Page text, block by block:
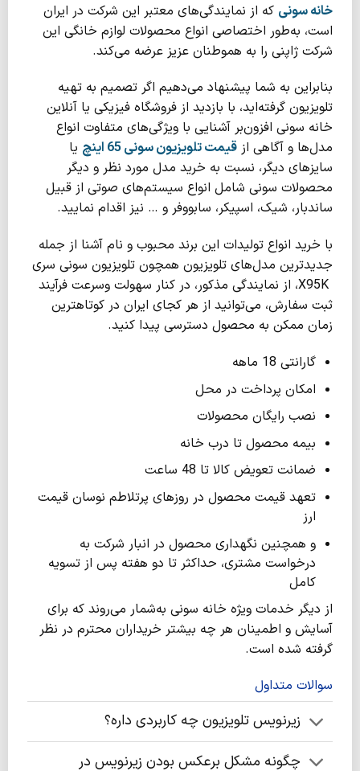
خانه سونی که از نمایندگی‌های معتبر این شرکت در ایران
است، به‌طور اختصاصی انواع محصولات لوازم خانگی این
شرکت ژاپنی را به هموطنان عزیز عرضه می‌کند.
بنابراین به شما پیشنهاد می‌دهیم اگر تصمیم به تهیه
تلویزیون گرفته‌اید، با بازدید از فروشگاه فیزیکی یا آنلاین
خانه سونی افزون‌بر آشنایی با ویژگی‌های‌ متفاوت انواع
مدل‌ها و آگاهی از قیمت تلویزیون سونی 65 اینچ
یا
سایزهای دیگر، نسبت به خرید مدل مورد نظر و دیگر
محصولات سونی شامل انواع سیستم‌های صوتی از قبیل
ساندبار، شیک، اسپیکر، سابووفر و … نیز اقدام نمایید.
با خرید انواع تولیدات این برند محبوب و نام آشنا از جمله
جدیدترین مدل‌های تلویزیون‌ همچون تلویزیون سونی سری
X95K، از نمایندگی مذکور، در کنار سهولت وسرعت فرآیند
ثبت سفارش، می‌توانید از هر کجای ایران در کوتاهترین
زمان ممکن به محصول دسترسی پیدا کنید.
گارانتی 18 ماهه
امکان پرداخت در محل
نصب رایگان محصولات
بیمه محصول تا درب خانه
ضمانت تعویض کالا تا 48 ساعت
تعهد قیمت محصول در روزهای پرتلاطم نوسان قیمت
ارز
و همچنین نگهداری محصول در انبار شرکت به
درخواست مشتری، حداکثر تا دو هفته پس از تسویه
کامل
از دیگر خدمات ویژه خانه سونی به‌شمار می‌روند که برای
آسایش و اطمینان هر چه بیشتر خریداران محترم در نظر
گرفته شده است.
سوالات متداول
زیرنویس تلویزیون چه کاربردی داره؟
چگونه مشکل برعکس بودن زیرنویس در